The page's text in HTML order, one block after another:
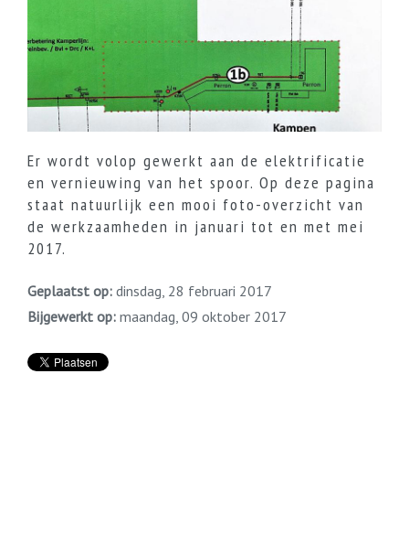
Er wordt volop gewerkt aan de elektrificatie
en vernieuwing van het spoor. Op deze pagina
staat natuurlijk een mooi foto-overzicht van
de werkzaamheden in januari tot en met mei
2017.
Geplaatst op: dinsdag, 28 februari 2017
Bijgewerkt op: maandag, 09 oktober 2017